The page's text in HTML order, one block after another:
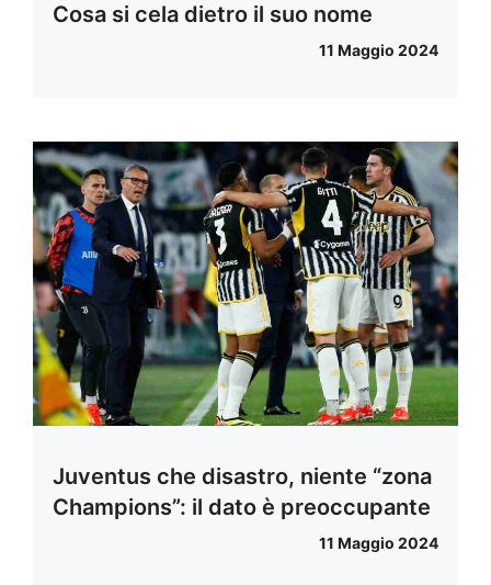
Cosa si cela dietro il suo nome
11 Maggio 2024
Juventus che disastro, niente “zona
Champions”: il dato è preoccupante
11 Maggio 2024